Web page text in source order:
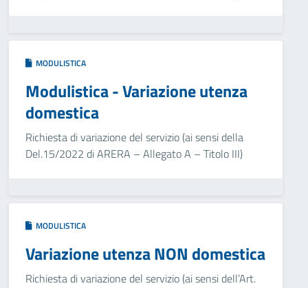
MODULISTICA
Modulistica - Variazione utenza
domestica
Richiesta di variazione del servizio (ai sensi della
Del.15/2022 di ARERA – Allegato A – Titolo III)
MODULISTICA
Variazione utenza NON domestica
Richiesta di variazione del servizio (ai sensi dell’Art.